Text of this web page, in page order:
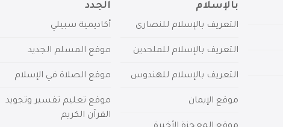
بالإسلام
التعريف بالإسلام للنصارى
التعريف بالإسلام للملحدين
التعريف بالإسلام للهندوس
موقع الإيمان
الجدد
أكاديمية سبيلي
موقع المسلم الجديد
موقع الصلاة في الإسلام
موقع تعليم تفسير وتجويد
القرآن الكريم